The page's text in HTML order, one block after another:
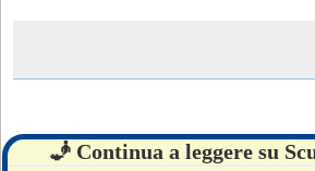
🧞 Continua a leggere su